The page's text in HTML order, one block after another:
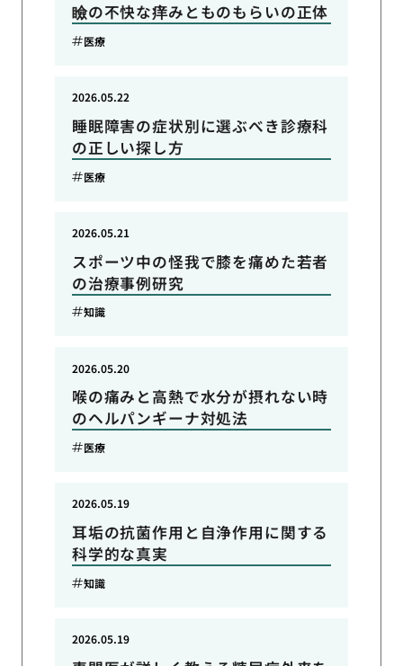
瞼の不快な痒みとものもらいの正体
医療
睡眠障害の症状別に選ぶべき診療科
の正しい探し方
2026.05.22
医療
スポーツ中の怪我で膝を痛めた若者
の治療事例研究
2026.05.21
知識
喉の痛みと高熱で水分が摂れない時
のヘルパンギーナ対処法
2026.05.20
医療
耳垢の抗菌作用と自浄作用に関する
科学的な真実
2026.05.19
知識
2026.05.19